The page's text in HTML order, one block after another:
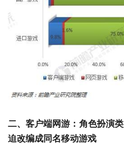
二、客户端网游：角色扮演
迫改编成同名移动游戏